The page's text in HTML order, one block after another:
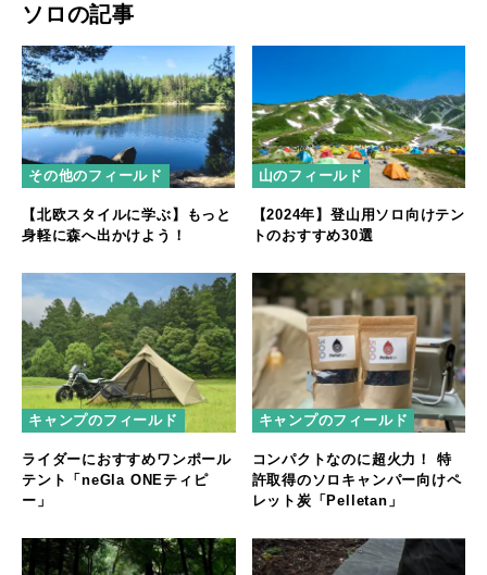
ソロの記事
その他のフィールド
【北欧スタイルに学ぶ】もっと
身軽に森へ出かけよう！
山のフィールド
【2024年】登山用ソロ向けテン
トのおすすめ30選
キャンプのフィールド
ライダーにおすすめワンポール
テント「neGla ONEティピ
ー」
キャンプのフィールド
コンパクトなのに超火力！ 特
許取得のソロキャンパー向けペ
レット炭「Pelletan」